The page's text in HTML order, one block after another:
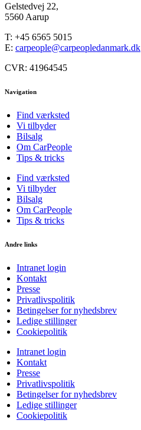
Gelstedvej 22,
5560 Aarup
T: +45 6565 5015
E: carpeople@carpeopledanmark.dk
CVR: 41964545
Navigation
Find værksted
Vi tilbyder
Bilsalg
Om CarPeople
Tips & tricks
Find værksted
Vi tilbyder
Bilsalg
Om CarPeople
Tips & tricks
Andre links
Intranet login
Kontakt
Presse
Privatlivspolitik
Betingelser for nyhedsbrev
Ledige stillinger
Cookiepolitik
Intranet login
Kontakt
Presse
Privatlivspolitik
Betingelser for nyhedsbrev
Ledige stillinger
Cookiepolitik